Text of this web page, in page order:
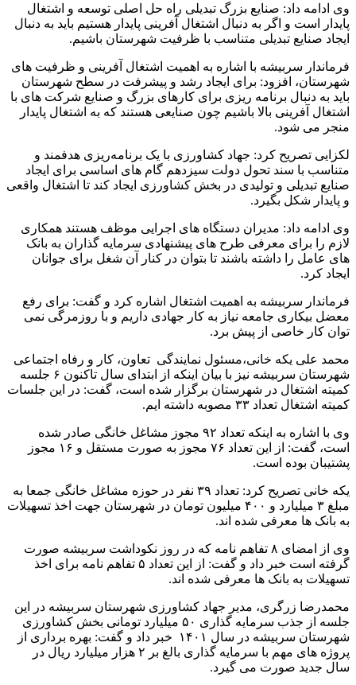
وی ادامه داد: صنایع بزرگ تبدیلی راه حل اصلی توسعه و اشتغال
پایدار است و اگر به دنبال اشتغال آفرینی پایدار هستیم باید به دنبال
ایجاد صنایع تبدیلی متناسب با ظرفیت شهرستان باشیم.
فرماندار سربیشه با اشاره به اهمیت اشتغال آفرینی و ظرفیت های
شهرستان، افزود: برای ایجاد رشد و پیشرفت در سطح شهرستان
باید به دنبال برنامه ریزی برای کارهای بزرگ و صنایع شرکت های با
اشتغال آفرینی بالا باشیم چون صنایعی هستند که به اشتغال پایدار
منجر می شود.
لکزایی تصریح کرد: جهاد کشاورزی با یک برنامه‌ریزی هدفمند و
متناسب با سند تحول دولت سیزدهم گام های اساسی برای ایجاد
صنایع تبدیلی و تولیدی در بخش کشاورزی ایجاد کند تا اشتغال واقعی
و پایدار شکل بگیرد.
وی ادامه داد: مدیران دستگاه های اجرایی موظف هستند همکاری
لازم را برای معرفی طرح های پیشنهادی سرمایه گذاران به بانک
های عامل را داشته باشند تا بتوان در کنار آن شغل برای جوانان
ایجاد کرد.
فرماندار سربیشه به اهمیت اشتغال اشاره کرد و گفت: برای رفع
معضل بیکاری جامعه نیاز به کار جهادی داریم و با روزمرگی نمی
توان کار خاصی از پیش برد.
محمد علی یکه خانی،مسئول نمایندگی تعاون، کار و رفاه اجتماعی
شهرستان سربیشه نیز با بیان اینکه از ابتدای سال تاکنون ۶ جلسه
کمیته اشتغال در شهرستان برگزار شده است، گفت: در این جلسات
کمیته اشتغال تعداد ۳۳ مصوبه داشته ایم.
وی با اشاره به اینکه تعداد ۹۲ مجوز مشاغل خانگی صادر شده
است، گفت: از این تعداد ۷۶ مجوز به صورت مستقل و ۱۶ مجوز
پشتیبان بوده است.
یکه خانی تصریح کرد: تعداد ۳۹ نفر در حوزه مشاغل خانگی جمعا به
مبلغ ۳ میلیارد و ۴۰۰ میلیون تومان در شهرستان جهت اخذ تسهیلات
به بانک ها معرفی شده اند.
وی از امضای ۸ تفاهم نامه که در روز نکوداشت سربیشه صورت
گرفته است خبر داد و گفت: از این تعداد ۵ تفاهم نامه برای اخذ
تسهیلات به بانک ها معرفی شده اند.
محمدرضا زرگری، مدیر جهاد کشاورزی شهرستان سربیشه در این
جلسه از جذب سرمایه گذاری ۵۰ میلیارد تومانی بخش کشاورزی
شهرستان سربیشه در سال ۱۴۰۱ خبر داد و گفت: بهره برداری از
پروژه های مهم با سرمایه گذاری بالغ بر ۲ هزار میلیارد ریال در
سال جدید صورت می گیرد.